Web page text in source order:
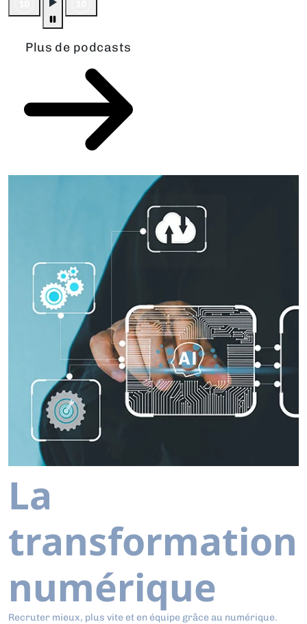
Plus de podcasts
La
transformation
numérique
Recruter mieux, plus vite et en équipe grâce au numérique.